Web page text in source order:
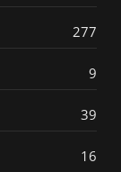
277
9
39
16